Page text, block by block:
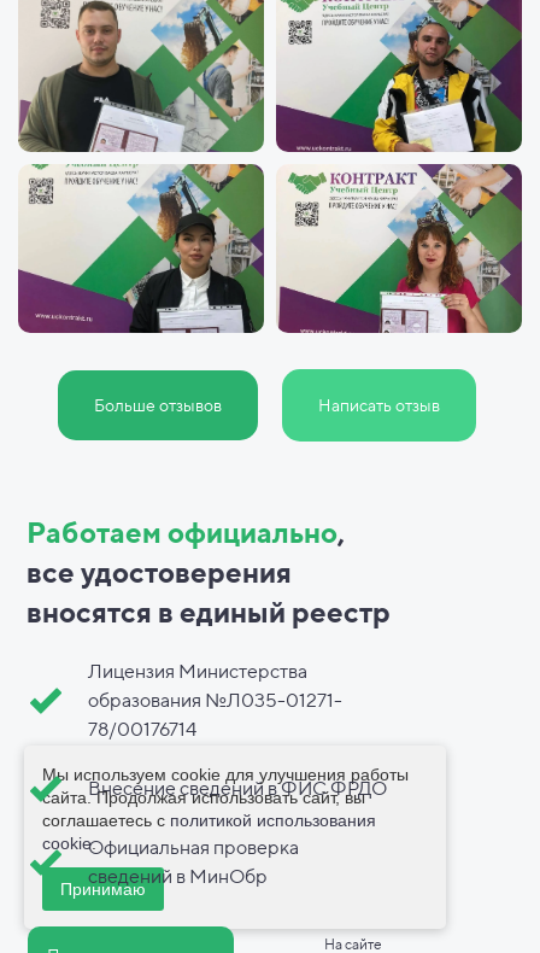
Больше отзывов Написать отзыв
Работаем официально,
все удостоверения
вносятся в единый реестр
На сайте
Лицензия Министерства
образования №Л035-01271-
78/00176714
Внесение сведений в ФИС ФРДО
Официальная проверка
сведений в МинОбр
Мы используем cookie для улучшения работы
сайта. Продолжая использовать сайт, вы
соглашаетесь с политикой использования
cookie.
Принимаю